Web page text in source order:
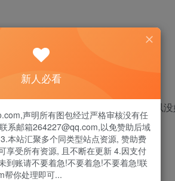
刘海，看起来很像是齐刘海，所以没
新人必看
声明所有图包经过严格审核没有任
系邮箱264227@qq.com,以免赞助后域
本站汇聚多个同类型站点资源, 赞助费
享受所有资源, 且不断在更新 4.因支付
到账请不要着急!不要着急!不要着急!联
帮你处理即可...